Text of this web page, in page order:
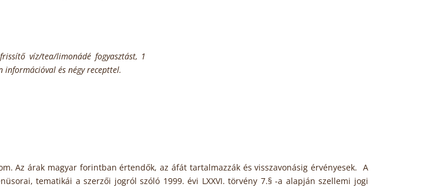
víz/tea/limonádé fogyasztást, 1
és négy recepttel.
Az árak magyar forintban értendők, az áfát tartalmazzák és visszavonásig érvényesek. A
tematikái a szerzői jogról szóló 1999. évi LXXVI. törvény 7.§ -a alapján szellemi jogi